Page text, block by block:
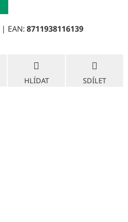
| EAN: 8711938116139
HLÍDAT SDÍLET